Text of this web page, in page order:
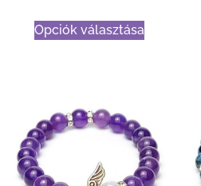
Opciók választása